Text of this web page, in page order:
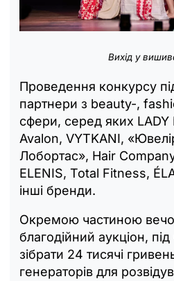
Вихід у
Проведення конкурсу
партнери з beauty-,
сфери, серед яких LADY
Avalon, VYTKANI,
Лобортас», Hair
ELENIS, Total Fitness,
інші бренди.
Окремою частиною
благодійний аукціон,
зібрати 24 тисячі
генераторів для